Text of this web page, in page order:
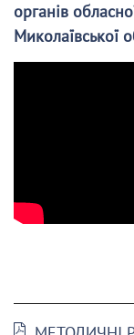
органів
Миколаївської